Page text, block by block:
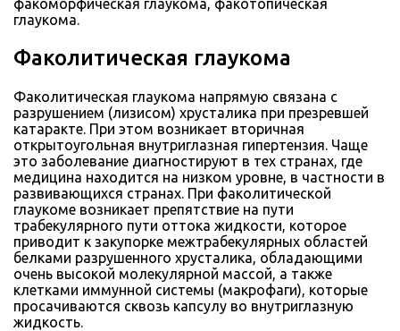
факоморфическая глаукома, факотопическая
глаукома.
Факолитическая глаукома
Факолитическая глаукома напрямую связана с
разрушением (лизисом) хрусталика при презревшей
катаракте. При этом возникает вторичная
открытоугольная внутриглазная гипертензия. Чаще
это заболевание диагностируют в тех странах, где
медицина находится на низком уровне, в частности в
развивающихся странах. При факолитической
глаукоме возникает препятствие на пути
трабекулярного пути оттока жидкости, которое
приводит к закупорке межтрабекулярных областей
белками разрушенного хрусталика, обладающими
очень высокой молекулярной массой, а также
клетками иммунной системы (макрофаги), которые
просачиваются сквозь капсулу во внутриглазную
жидкость.